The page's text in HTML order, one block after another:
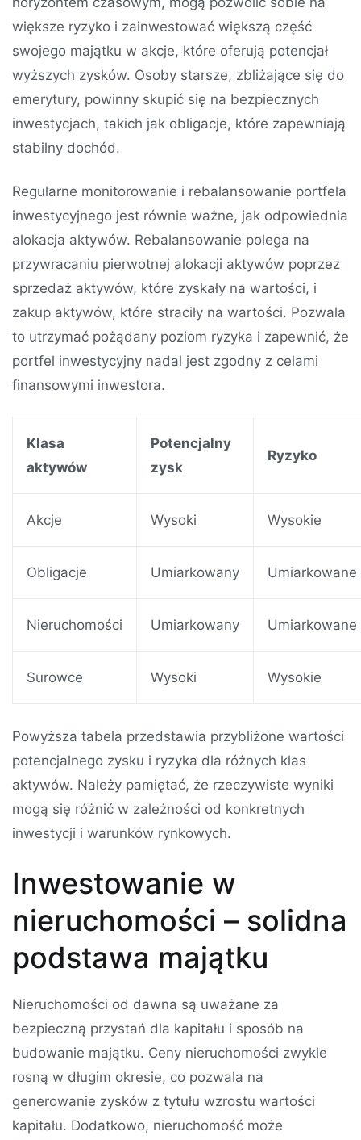
większe ryzyko i zainwestować większą część
swojego majątku w akcje, które oferują potencjał
wyższych zysków. Osoby starsze, zbliżające się do
emerytury, powinny skupić się na bezpiecznych
inwestycjach, takich jak obligacje, które zapewniają
stabilny dochód.
Regularne monitorowanie i rebalansowanie portfela
inwestycyjnego jest równie ważne, jak odpowiednia
alokacja aktywów. Rebalansowanie polega na
przywracaniu pierwotnej alokacji aktywów poprzez
sprzedaż aktywów, które zyskały na wartości, i
zakup aktywów, które straciły na wartości. Pozwala
to utrzymać pożądany poziom ryzyka i zapewnić, że
portfel inwestycyjny nadal jest zgodny z celami
finansowymi inwestora.
Klasa
aktywów
Potencjalny
zysk
Ryzyko
Akcje Wysoki Wysokie
Obligacje Umiarkowany Umiarkowane
Nieruchomości Umiarkowany Umiarkowane
Surowce Wysoki Wysokie
Powyższa tabela przedstawia przybliżone wartości
potencjalnego zysku i ryzyka dla różnych klas
aktywów. Należy pamiętać, że rzeczywiste wyniki
mogą się różnić w zależności od konkretnych
inwestycji i warunków rynkowych.
Inwestowanie w
nieruchomości – solidna
podstawa majątku
Nieruchomości od dawna są uważane za
bezpieczną przystań dla kapitału i sposób na
budowanie majątku. Ceny nieruchomości zwykle
rosną w długim okresie, co pozwala na
generowanie zysków z tytułu wzrostu wartości
kapitału. Dodatkowo, nieruchomość może